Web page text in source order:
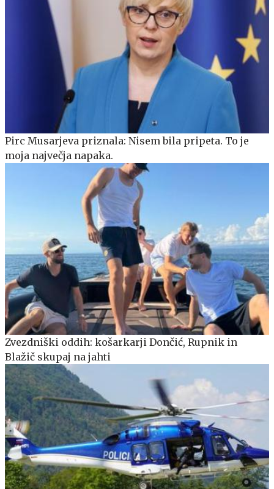
Pirc Musarjeva priznala: Nisem bila pripeta. To je
moja največja napaka.
Zvezdniški oddih: košarkarji Dončić, Rupnik in
Blažič skupaj na jahti